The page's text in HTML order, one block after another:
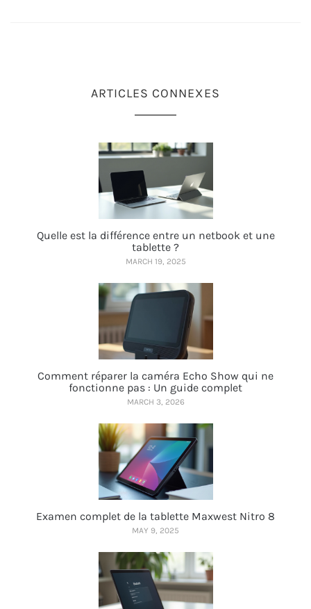
ARTICLES CONNEXES
Quelle est la différence entre un netbook et une
tablette ?
MARCH 19, 2025
Comment réparer la caméra Echo Show qui ne
fonctionne pas : Un guide complet
MARCH 3, 2026
Examen complet de la tablette Maxwest Nitro 8
MAY 9, 2025